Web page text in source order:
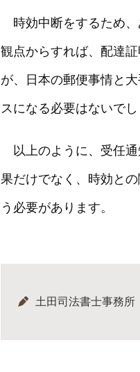
時効中断をするため、
観点からすれば、配達
が、日本の郵便事情と
スになる必要はないでし
以上のように、受任通
果だけでなく、時効と
う必要があります。
土田司法書士事務所